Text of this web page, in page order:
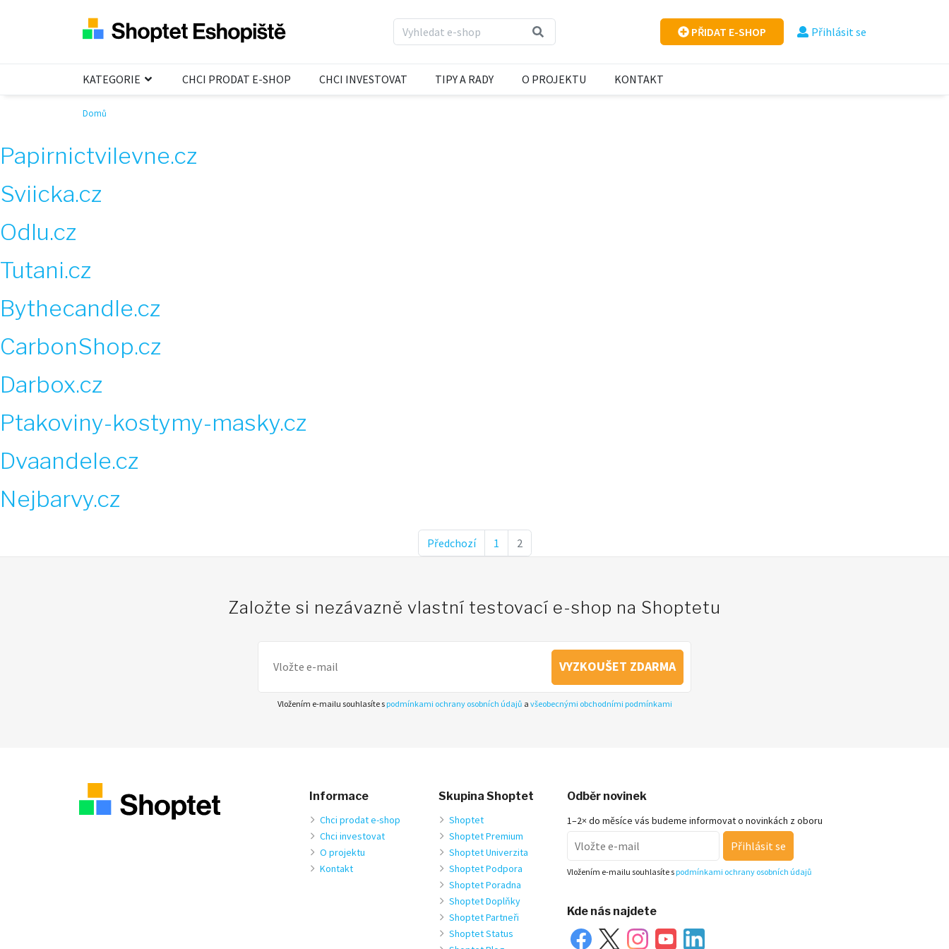
PŘIDAT E-SHOP Přihlásit se
KATEGORIE CHCI PRODAT E-SHOP CHCI INVESTOVAT TIPY A RADY O PROJEKTU KONTAKT
Domů
Papirnictvilevne.cz
Sviicka.cz
Odlu.cz
Tutani.cz
Bythecandle.cz
CarbonShop.cz
Darbox.cz
Ptakoviny-kostymy-masky.cz
Dvaandele.cz
Nejbarvy.cz
Předchozí 1 2
Založte si nezávazně vlastní testovací e-shop na Shoptetu
VYZKOUŠET ZDARMA
Vložením e-mailu souhlasíte s podmínkami ochrany osobních údajů a všeobecnými obchodními podmínkami
Informace
Chci prodat e-shop
Chci investovat
O projektu
Kontakt
Skupina Shoptet
Shoptet
Shoptet Premium
Shoptet Univerzita
Shoptet Podpora
Shoptet Poradna
Shoptet Doplňky
Shoptet Partneři
Shoptet Status
Odběr novinek
1–2× do měsíce vás budeme informovat o novinkách z oboru
Přihlásit se
Vložením e-mailu souhlasíte s podmínkami ochrany osobních údajů
Kde nás najdete